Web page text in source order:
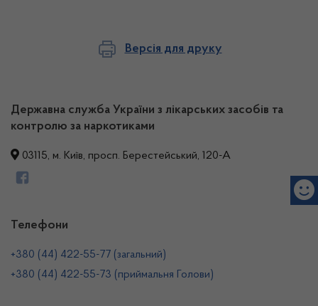
Версія для друку
Державна служба України з лікарських засобів та
контролю за наркотиками
03115, м. Київ, просп. Берестейський, 120-А
Телефони
+380 (44) 422-55-77 (загальний)
+380 (44) 422-55-73 (приймальня Голови)